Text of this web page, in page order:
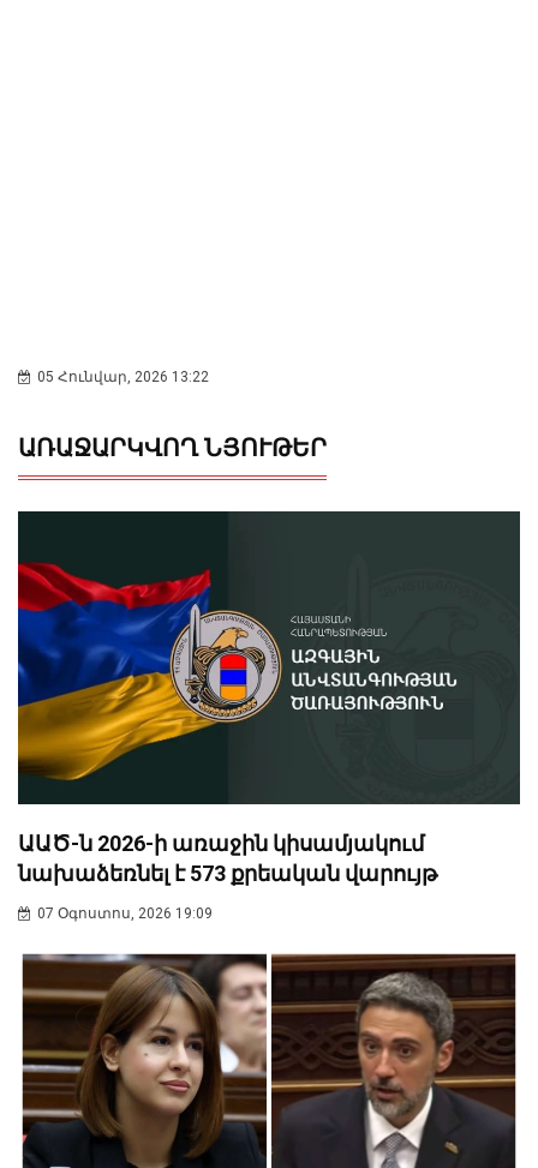
05 Հունվար, 2026 13:22
ԱՌԱՋԱՐԿՎՈՂ ՆՅՈՒԹԵՐ
ԱԱԾ-ն 2026-ի առաջին կիսամյակում
նախաձեռնել է 573 քրեական վարույթ
07 Օգոստոս, 2026 19:09